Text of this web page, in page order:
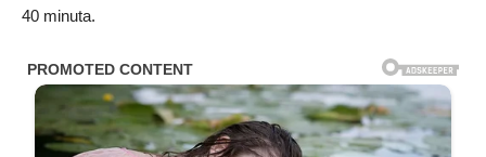
40 minuta.